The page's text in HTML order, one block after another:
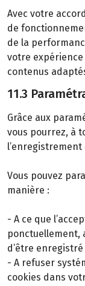
Avec votre
de
de la
votre
contenus
11.3
Grâce aux
vous pourrez, à
Vous pouvez
manière :
- A ce que
ponctuellement,
d’être enregistré
- A refuser
cookies dans